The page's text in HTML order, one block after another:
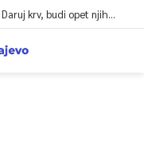
Sprječavanje dehidracije i pregrijavanja: Odrasli jedna čaša vode na sat vremena